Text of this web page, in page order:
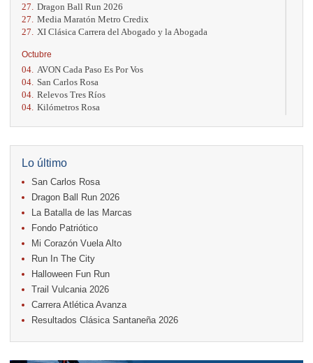
27. Dragon Ball Run 2026
27. Media Maratón Metro Credix
27.
XI Clásica Carrera del Abogado y la Abogada
Octubre
04. AVON Cada Paso Es Por Vos
04. San Carlos Rosa
04. Relevos Tres Ríos
04. Kilómetros Rosa
18. Casa Turire Trail Run
18.
Warriors Run Circuit
18. Samsung Jacó Beach Half Marathon 2026
25. KRun by Under Armour
25. Run Alajuela
31.
Halloween Fun Run
Noviembre
08. Lindora Run
15. Entre Pan y Rosas
Diciembre
Trail Vulcania 2026
12. Media Maratón Puntarenas 2026
Lo último
San Carlos Rosa
Dragon Ball Run 2026
La Batalla de las Marcas
Fondo Patriótico
Mi Corazón Vuela Alto
Run In The City
Halloween Fun Run
Trail Vulcania 2026
Carrera Atlética Avanza
Resultados Clásica Santaneña 2026